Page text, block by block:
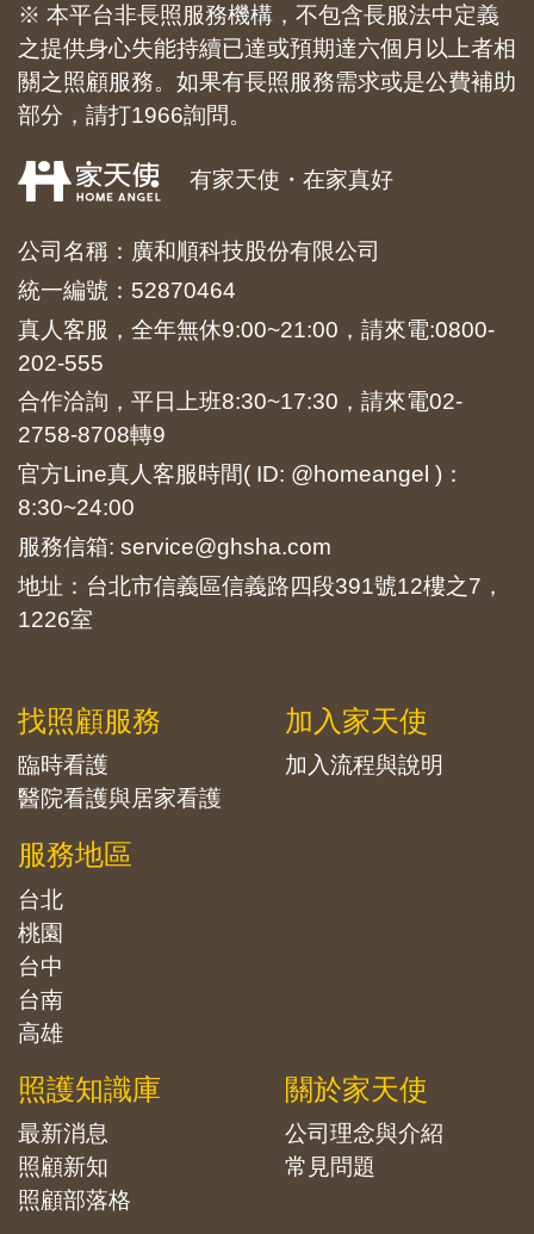
※ 本平台非長照服務機構，不包含長服法中定義
之提供身心失能持續已達或預期達六個月以上者相
關之照顧服務。如果有長照服務需求或是公費補助
部分，請打1966詢問。
有家天使・在家真好
公司名稱：廣和順科技股份有限公司
統一編號：52870464
真人客服，全年無休9:00~21:00，請來電:0800-
202-555
合作洽詢，平日上班8:30~17:30，請來電02-
2758-8708轉9
官方Line真人客服時間( ID: @homeangel )：
8:30~24:00
服務信箱: service@ghsha.com
地址：台北市信義區信義路四段391號12樓之7，
1226室
找照顧服務
臨時看護
醫院看護與居家看護
服務地區
台北
桃園
台中
台南
高雄
加入家天使
加入流程與說明
照護知識庫
最新消息
照顧新知
照顧部落格
關於家天使
公司理念與介紹
常見問題